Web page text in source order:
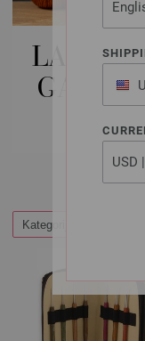
of
LANA
Kategorije